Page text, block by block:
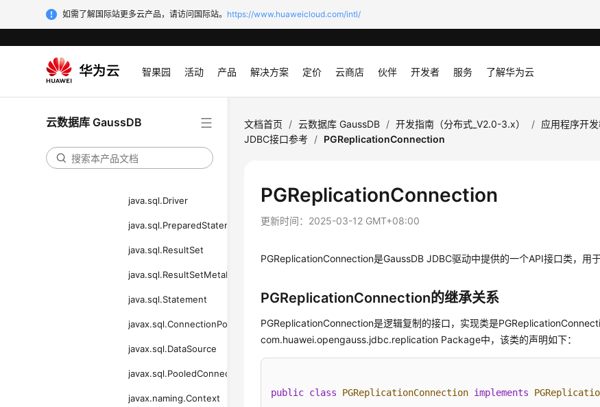
如需了解国际站更多云产品，请访问国际站。 https://www.huaweicloud.com/intl/
智果园 活动 产品 解决方案 定价 云商店 伙伴 开发者 服务 了解华为云
云数据库 GaussDB
开发流程
典型应用开发示例
java.sql.Connection
java.sql.CallableStatement
java.sql.Driver
java.sql.PreparedStatement
java.sql.ResultSet
java.sql.ResultSetMetaData
java.sql.Statement
javax.sql.ConnectionPoolDataSource
javax.sql.DataSource
javax.sql.PooledConnection
javax.naming.Context
文档首页 / 云数据库 GaussDB / 开发指南（分布式_V2.0-3.x） / 应用程序开
JDBC接口参考 / PGReplicationConnection
PGReplicationConnection
更新时间： 2025-03-12 GMT+08:00
PGReplicationConnection是GaussDB JDBC驱动中提供的一个API接口类，用
PGReplicationConnection的继承关系
PGReplicationConnection是逻辑复制的接口，实现类是
com.huawei.opengauss.jdbc.replication Package中，该类的声明如下：
public class PGReplicationConnection implements